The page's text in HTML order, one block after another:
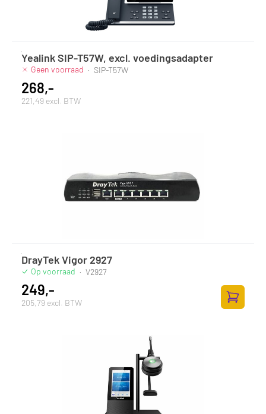
Yealink SIP-T57W, excl. voedingsadapter
Geen voorraad · SIP-T57W
268,-
221,49 excl. BTW
DrayTek Vigor 2927
Op voorraad · V2927
249,-
205,79 excl. BTW
Zum